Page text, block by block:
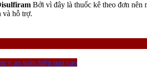
Bởi vì đây là thuốc kê theo đơn nên
và hỗ trợ.